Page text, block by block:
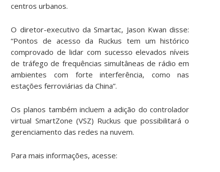
centros urbanos.
O diretor-executivo da Smartac, Jason Kwan disse:
“Pontos de acesso da Ruckus tem um histórico
comprovado de lidar com sucesso elevados níveis
de tráfego de frequências simultâneas de rádio em
ambientes com forte interferência, como nas
estações ferroviárias da China”.
Os planos também incluem a adição do controlador
virtual SmartZone (VSZ) Ruckus que possibilitará o
gerenciamento das redes na nuvem.
Para mais informações, acesse: